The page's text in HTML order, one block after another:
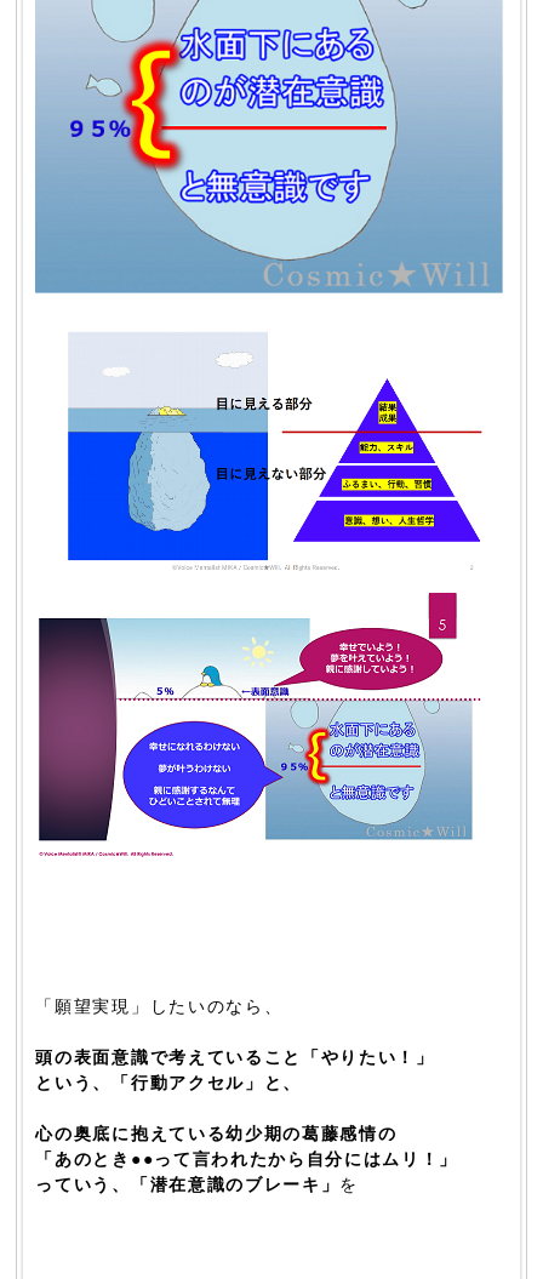
「願望実現」したいのなら、
頭の表面意識で考えていること「やりたい！」
という、「行動アクセル」と、
心の奥底に抱えている幼少期の葛藤感情の
「あのとき●●って言われたから自分にはムリ！」
っていう、「潜在意識のブレーキ」 を